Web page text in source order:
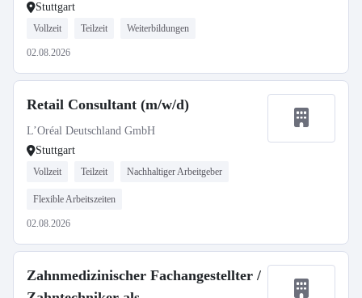
Stuttgart
Vollzeit Teilzeit Weiterbildungen
02.08.2026
Retail Consultant (m/w/d)
L’Oréal Deutschland GmbH
Stuttgart
Vollzeit Teilzeit Nachhaltiger Arbeitgeber
Flexible Arbeitszeiten
02.08.2026
Zahnmedizinischer Fachangestellter /